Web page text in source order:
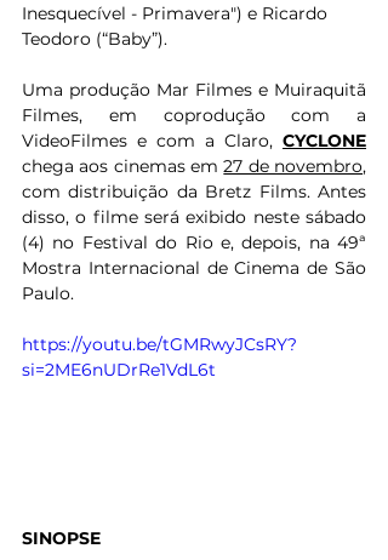
Inesquecível - Primavera") e Ricardo
Teodoro (“Baby”).
Uma produção Mar Filmes e Muiraquitã
Filmes, em coprodução com a
VideoFilmes e com a Claro, CYCLONE
chega aos cinemas em 27 de novembro,
com distribuição da Bretz Films. Antes
disso, o filme será exibido neste sábado
(4) no Festival do Rio e, depois, na 49ª
Mostra Internacional de Cinema de São
Paulo.
https://youtu.be/tGMRwyJCsRY?
si=2ME6nUDrRe1VdL6t
SINOPSE